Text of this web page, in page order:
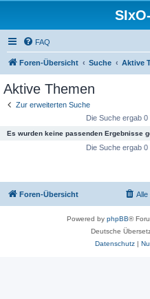
FAQ
Foren-Übersicht Suche Aktive
Aktive Themen
Zur erweiterten Suche
Die Suche ergab 0
Es wurden keine passenden Ergebnisse
Die Suche ergab 0
Foren-Übersicht Alle
Powered by phpBB®
Deutsche
Datenschutz|